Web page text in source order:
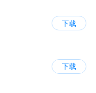
下载
下载